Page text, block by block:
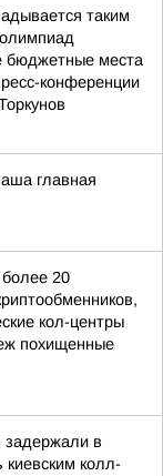
таким
бюджетные места
конференции
главная
20
кол-центры
похищенные
задержали в
колл-